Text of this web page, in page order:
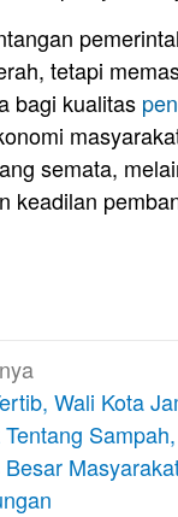
tetapi
bagi kualitas
semata,
keadilan
Wali Kota
Sampah,